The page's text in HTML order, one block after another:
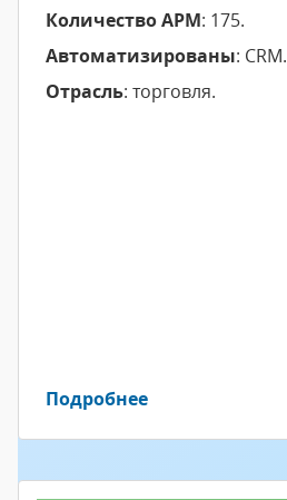
Количество АРМ: 175.
Автоматизированы: CRM.
Отрасль: торговля.
Подробнее